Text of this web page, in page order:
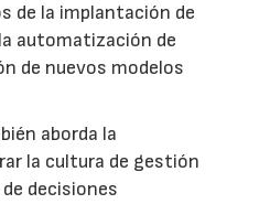
de la implantación de
automatización de
de nuevos modelos
aborda la
la cultura de gestión
decisiones